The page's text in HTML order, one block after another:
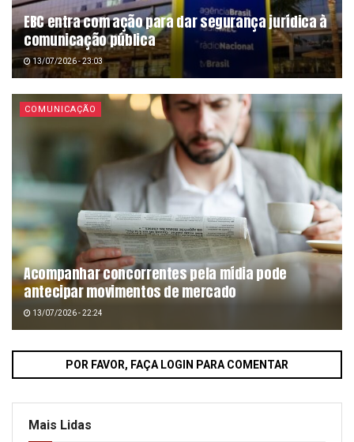
EBC entra com ação para dar segurança jurídica à
comunicação pública
13/07/2026 - 23:03
COMUNICAÇÃO
Acompanhar concorrentes pela mídia pode
antecipar movimentos de mercado
13/07/2026 - 22:24
POR FAVOR, FAÇA LOGIN PARA COMENTAR
Mais Lidas